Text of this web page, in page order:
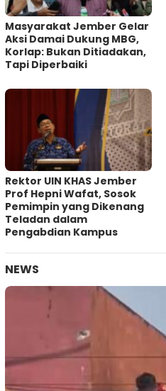
Masyarakat Jember Gelar
Aksi Damai Dukung MBG,
Korlap: Bukan Ditiadakan,
Tapi Diperbaiki
Rektor UIN KHAS Jember
Prof Hepni Wafat, Sosok
Pemimpin yang Dikenang
Teladan dalam
Pengabdian Kampus
NEWS